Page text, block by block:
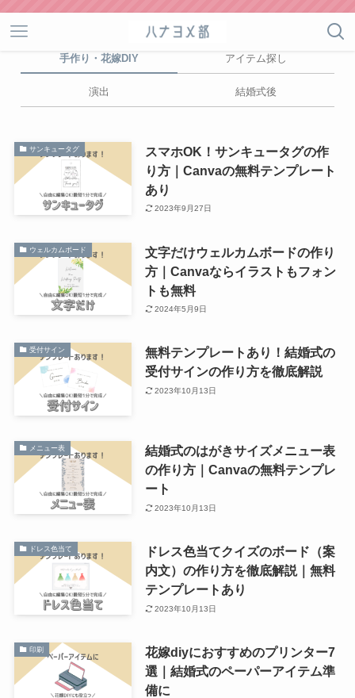
手作り・花嫁DIY アイテム探し
演出 結婚式後
サンキュータグ
スマホOK！サンキュータグの作
り方｜Canvaの無料テンプレート
あり
2023年9月27日
ウェルカムボード
文字だけウェルカムボードの作り
方｜Canvaならイラストもフォン
トも無料
2024年5月9日
受付サイン
無料テンプレートあり！結婚式の
受付サインの作り方を徹底解説
2023年10月13日
メニュー表
結婚式のはがきサイズメニュー表
の作り方｜Canvaの無料テンプレ
ート
2023年10月13日
ドレス色当て
ドレス色当てクイズのボード（案
内文）の作り方を徹底解説｜無料
テンプレートあり
2023年10月13日
印刷
花嫁diyにおすすめのプリンター7
選｜結婚式のペーパーアイテム準
備に